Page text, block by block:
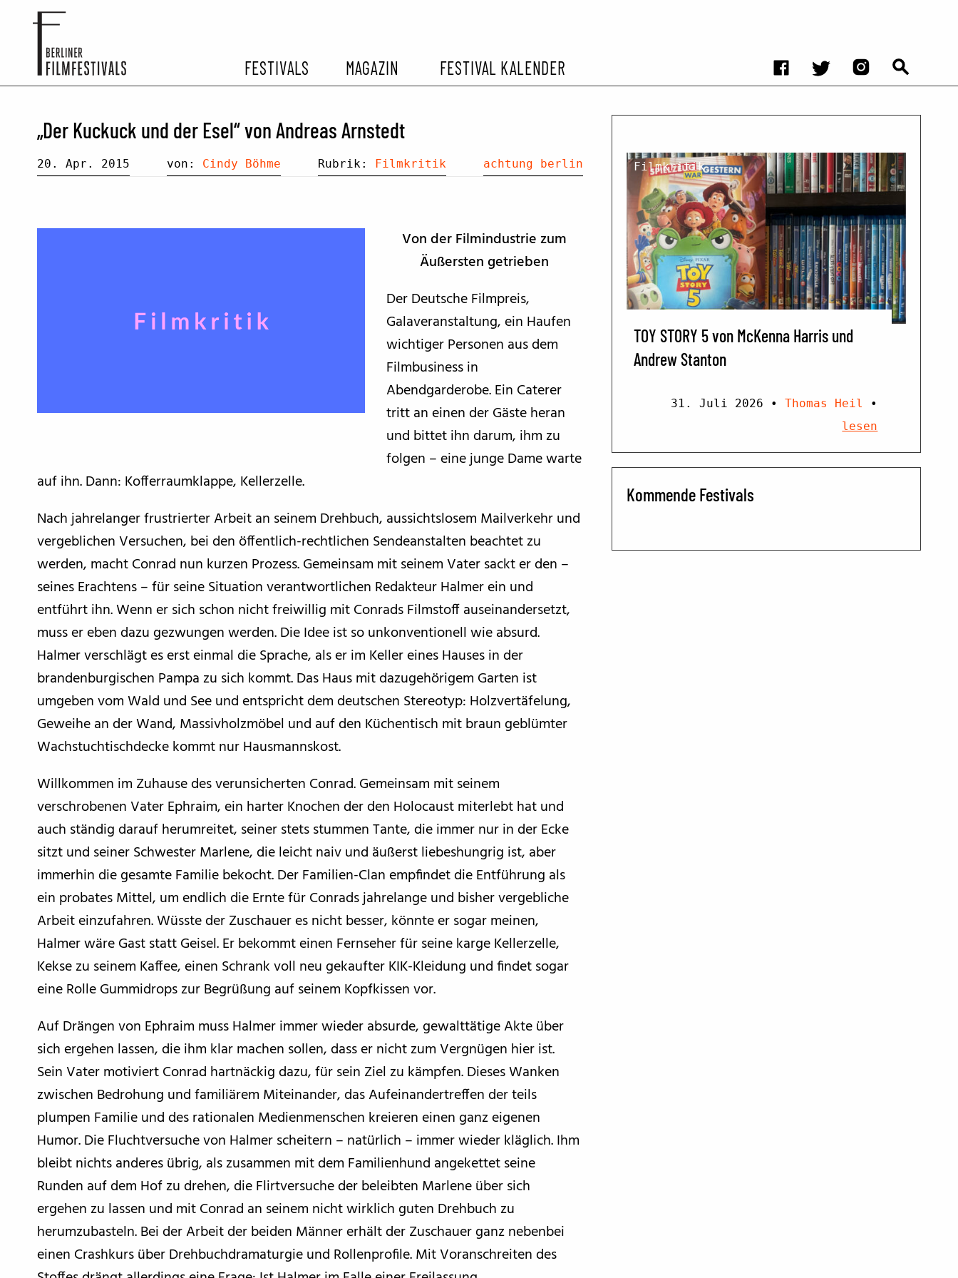
FESTIVALS
ARCHIV EHEMALIGER FILMFESTIVALS
MAGAZIN
FESTIVALBERICHTE
FILMKRITIKEN
FILM- UND SERIEN-TIPPS
BFF ON THE ROAD
FESTIVAL KALENDER
„Der Kuckuck und der Esel“ von Andreas Arnstedt
20. Apr. 2015 von: Cindy Böhme Rubrik: Filmkritik achtung berlin
Von der Filmindustrie zum
Äußersten getrieben
Der Deutsche Filmpreis,
Galaveranstaltung, ein Haufen
wichtiger Personen aus dem
Filmbusiness in
Abendgarderobe. Ein Caterer
tritt an einen der Gäste heran
und bittet ihn darum, ihm zu
folgen – eine junge Dame warte
auf ihn. Dann: Kofferraumklappe, Kellerzelle.
Nach jahrelanger frustrierter Arbeit an seinem Drehbuch, aussichtslosem Mailverkehr und
vergeblichen Versuchen, bei den öffentlich-rechtlichen Sendeanstalten beachtet zu
werden, macht Conrad nun kurzen Prozess. Gemeinsam mit seinem Vater sackt er den –
seines Erachtens – für seine Situation verantwortlichen Redakteur Halmer ein und
entführt ihn. Wenn er sich schon nicht freiwillig mit Conrads Filmstoff auseinandersetzt,
muss er eben dazu gezwungen werden. Die Idee ist so unkonventionell wie absurd.
Halmer verschlägt es erst einmal die Sprache, als er im Keller eines Hauses in der
brandenburgischen Pampa zu sich kommt. Das Haus mit dazugehörigem Garten ist
umgeben vom Wald und See und entspricht dem deutschen Stereotyp: Holzvertäfelung,
Geweihe an der Wand, Massivholzmöbel und auf den Küchentisch mit braun geblümter
Wachstuchtischdecke kommt nur Hausmannskost.
Willkommen im Zuhause des verunsicherten Conrad. Gemeinsam mit seinem
verschrobenen Vater Ephraim, ein harter Knochen der den Holocaust miterlebt hat und
auch ständig darauf herumreitet, seiner stets stummen Tante, die immer nur in der Ecke
sitzt und seiner Schwester Marlene, die leicht naiv und äußerst liebeshungrig ist, aber
immerhin die gesamte Familie bekocht. Der Familien-Clan empfindet die Entführung als
ein probates Mittel, um endlich die Ernte für Conrads jahrelange und bisher vergebliche
Arbeit einzufahren. Wüsste der Zuschauer es nicht besser, könnte er sogar meinen,
Halmer wäre Gast statt Geisel. Er bekommt einen Fernseher für seine karge Kellerzelle,
Kekse zu seinem Kaffee, einen Schrank voll neu gekaufter KIK-Kleidung und findet sogar
eine Rolle Gummidrops zur Begrüßung auf seinem Kopfkissen vor.
Auf Drängen von Ephraim muss Halmer immer wieder absurde, gewalttätige Akte über
sich ergehen lassen, die ihm klar machen sollen, dass er nicht zum Vergnügen hier ist.
Sein Vater motiviert Conrad hartnäckig dazu, für sein Ziel zu kämpfen. Dieses Wanken
zwischen Bedrohung und familiärem Miteinander, das Aufeinandertreffen der teils
plumpen Familie und des rationalen Medienmenschen kreieren einen ganz eigenen
Humor. Die Fluchtversuche von Halmer scheitern – natürlich – immer wieder kläglich. Ihm
bleibt nichts anderes übrig, als zusammen mit dem Familienhund angekettet seine
Runden auf dem Hof zu drehen, die Flirtversuche der beleibten Marlene über sich
ergehen zu lassen und mit Conrad an seinem nicht wirklich guten Drehbuch zu
herumzubasteln. Bei der Arbeit der beiden Männer erhält der Zuschauer ganz nebenbei
einen Crashkurs über Drehbuchdramaturgie und Rollenprofile. Mit Voranschreiten des
Filmkritik
TOY STORY 5 von McKenna Harris und
Andrew Stanton
31. Juli 2026 • Thomas Heil
•
lesen
Kommende Festivals